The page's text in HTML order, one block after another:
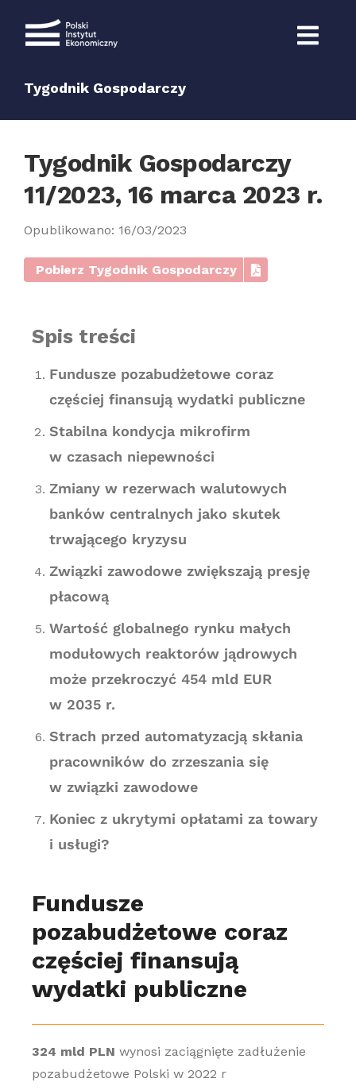
Tygodnik Gospodarczy
Tygodnik Gospodarczy
11/2023, 16 marca 2023 r.
Opublikowano: 16/03/2023
Pobierz Tygodnik Gospodarczy
Spis treści
Fundusze pozabudżetowe coraz
częściej finansują wydatki publiczne
Stabilna kondycja mikrofirm
w czasach niepewności
Zmiany w rezerwach walutowych
banków centralnych jako skutek
trwającego kryzysu
Związki zawodowe zwiększają presję
płacową
Wartość globalnego rynku małych
modułowych reaktorów jądrowych
może przekroczyć 454 mld EUR
w 2035 r.
Strach przed automatyzacją skłania
pracowników do zrzeszania się
w związki zawodowe
Koniec z ukrytymi opłatami za towary
i usługi?
Fundusze
pozabudżetowe coraz
częściej finansują
wydatki publiczne
324 mld PLN wynosi zaciągnięte zadłużenie
pozabudżetowe Polski w 2022 r